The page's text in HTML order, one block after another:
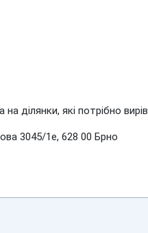
ділянки, які потрібно
3045/1e, 628 00 Брно